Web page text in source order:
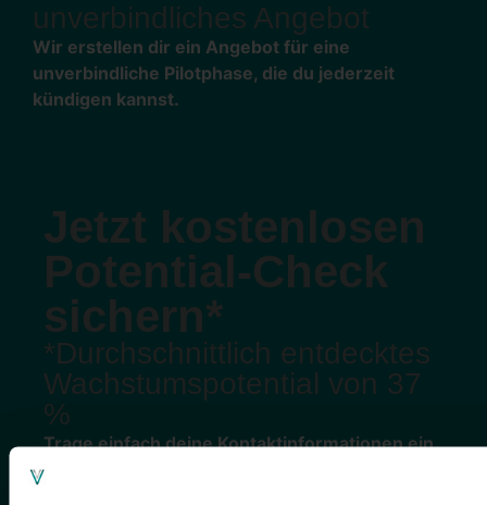
unverbindliches Angebot
Wir erstellen dir ein Angebot für eine
unverbindliche Pilotphase, die du jederzeit
kündigen kannst.
Jetzt kostenlosen
Potential-Check
sichern*
*Durchschnittlich entdecktes
Wachstumspotential von 37
%
Trage einfach deine Kontaktinformationen ein.
Wir melden uns innerhalb von 24 h bei dir